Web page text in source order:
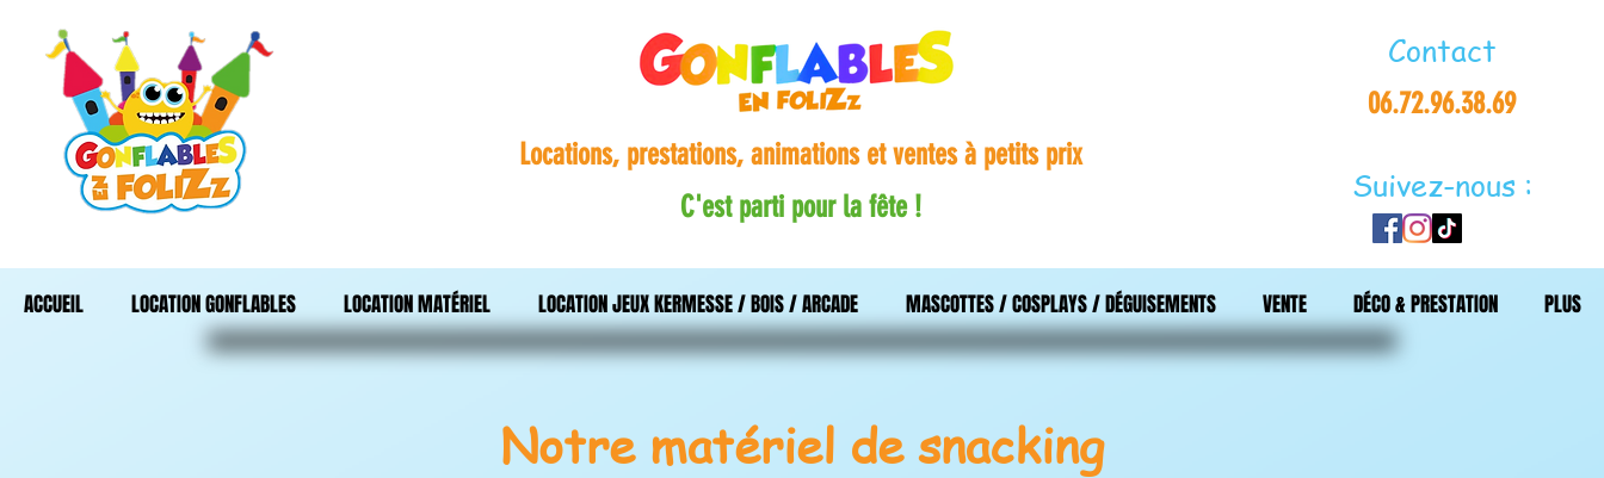
Locations, prestations, animations et ventes à petits prix
C'est parti pour la fête !
Contact
06.72.96.38.69
Suivez-nous :
ACCUEIL LOCATION GONFLABLES LOCATION MATÉRIEL LOCATION JEUX KERMESSE / BOIS / ARCADE MASCOTTES / COSPLAYS / DÉGUISEMENTS VENTE DÉCO & PRESTATION PLUS
Notre matériel de snacking